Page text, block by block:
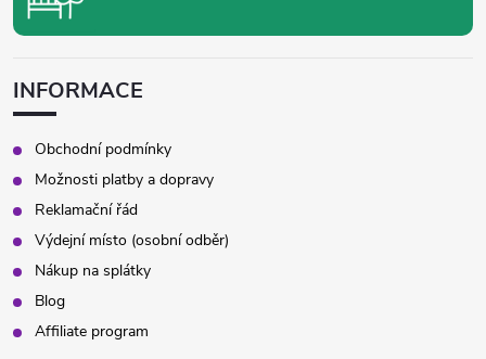
INFORMACE
Obchodní podmínky
Možnosti platby a dopravy
Reklamační řád
Výdejní místo (osobní odběr)
Nákup na splátky
Blog
Affiliate program